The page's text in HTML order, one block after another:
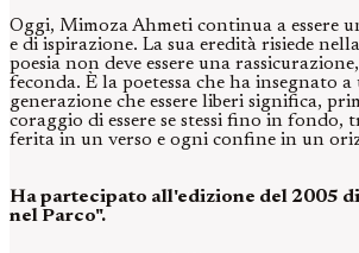
Oggi, Mimoza Ahmeti continua a essere
e di ispirazione. La sua eredità risiede
poesia non deve essere una
feconda. È la poetessa che ha insegnato
generazione che essere liberi significa,
coraggio di essere se stessi fino in fondo,
ferita in un verso e ogni confine in un
Ha partecipato all'edizione del 2005
nel Parco".